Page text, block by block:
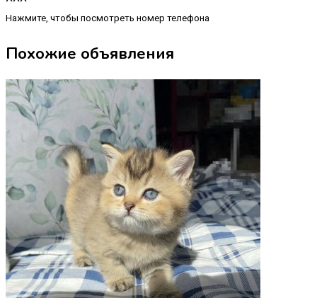
Нажмите, чтобы посмотреть номер телефона
Похожие объявления